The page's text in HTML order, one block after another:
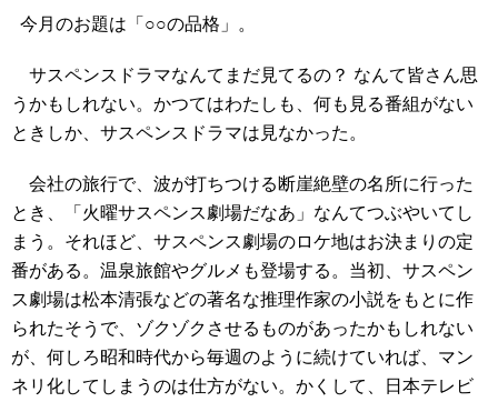
今月のお題は「○○の品格」。
サスペンスドラマなんてまだ見てるの？ なんて皆さん思
うかもしれない。かつてはわたしも、何も見る番組がない
ときしか、サスペンスドラマは見なかった。
会社の旅行で、波が打ちつける断崖絶壁の名所に行った
とき、「火曜サスペンス劇場だなあ」なんてつぶやいてし
まう。それほど、サスペンス劇場のロケ地はお決まりの定
番がある。温泉旅館やグルメも登場する。当初、サスペン
ス劇場は松本清張などの著名な推理作家の小説をもとに作
られたそうで、ゾクゾクさせるものがあったかもしれない
が、何しろ昭和時代から毎週のように続けていれば、マン
ネリ化してしまうのは仕方がない。かくして、日本テレビ